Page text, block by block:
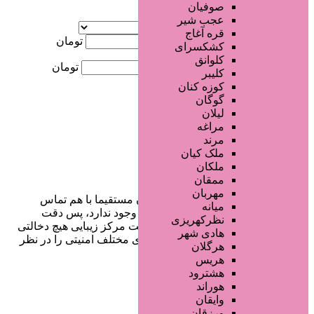
صوفیان
عجب شیر
قره آغاج
کشکسرای
کلوانق
کلیبر
کوزه کنان
گوگان
لیلان
مراغه
مرند
ملک کیان
ملکان
ممقان
مهربان
میانه
نظرکهریزی
هادی شهر
هرگلان
هریس
هشترود
هوراند
وایقان
کمترین قیمت
تومان
بیشترین قیمت تومان
در سایت تبلیغاتی مرکز زیبایی کاربران مستقیما با هم تماس
می‌گیرند و هیچ واسطه‌ای در این میان وجود ندارد، پس دقت
فرمایید که در خرید و فروشِ شما سایت مرکز زیبایی هیچ دخالتی
نداشته و کاربران باید خودشان جنبه‌های مختلف امنیتی را در نظر
دسترسی سریع